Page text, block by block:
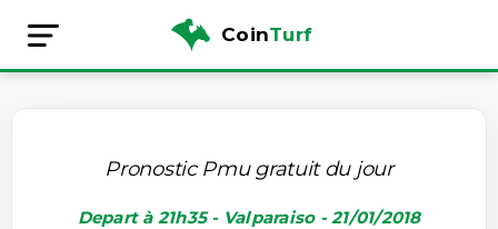
CoinTurf
Pronostic Pmu gratuit du jour
Depart à 21h35 - Valparaiso - 21/01/2018